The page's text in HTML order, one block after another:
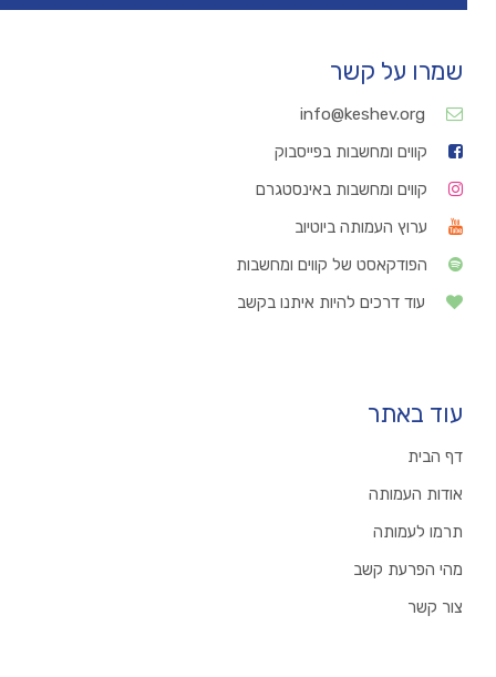
שמרו על קשר
info@keshev.org
קווים ומחשבות בפייסבוק
קווים ומחשבות באינסטגרם
ערוץ העמותה ביוטיוב
הפודקאסט של קווים ומחשבות
עוד דרכים להיות איתנו בקשב
עוד באתר
דף הבית
אודות העמותה
תרמו לעמותה
מהי הפרעת קשב
צור קשר